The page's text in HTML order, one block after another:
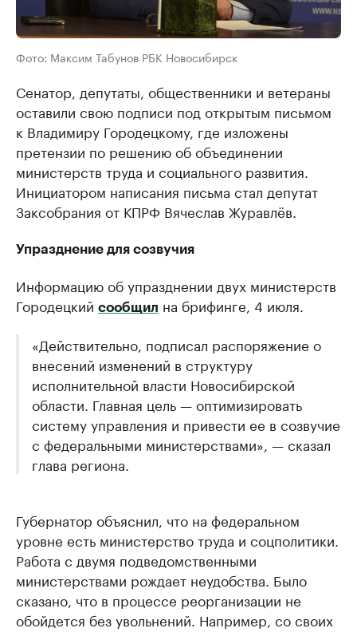
Фото: Максим Табунов РБК Новосибирск
Сенатор, депутаты, общественники и ветераны
оставили свою подписи под открытым письмом
к Владимиру Городецкому, где изложены
претензии по решению об объединении
министерств труда и социального развития.
Инициатором написания письма стал депутат
Заксобрания от КПРФ Вячеслав Журавлёв.
Упразднение для созвучия
Информацию об упразднении двух министерств
Городецкий сообщил на брифинге, 4 июля.
«Действительно, подписал распоряжение о
внесений изменений в структуру
исполнительной власти Новосибирской
области. Главная цель — оптимизировать
систему управления и привести ее в созвучие
с федеральными министерствами», — сказал
глава региона.
Губернатор объяснил, что на федеральном
уровне есть министерство труда и соцполитики.
Работа с двумя подведомственными
министерствами рождает неудобства. Было
сказано, что в процессе реорганизации не
обойдется без увольнений. Например, со своих